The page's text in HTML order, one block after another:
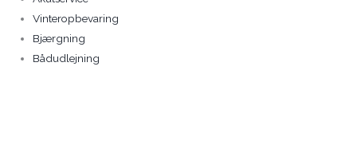
Vinteropbevaring
Bjærgning
Bådudlejning